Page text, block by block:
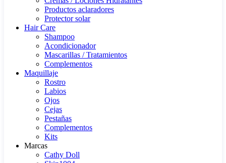
Productos aclaradores
Protector solar
Hair Care
Shampoo
Acondicionador
Mascarillas / Tratamientos
Complementos
Maquillaje
Rostro
Labios
Ojos
Cejas
Pestañas
Complementos
Kits
Marcas
Cathy Doll